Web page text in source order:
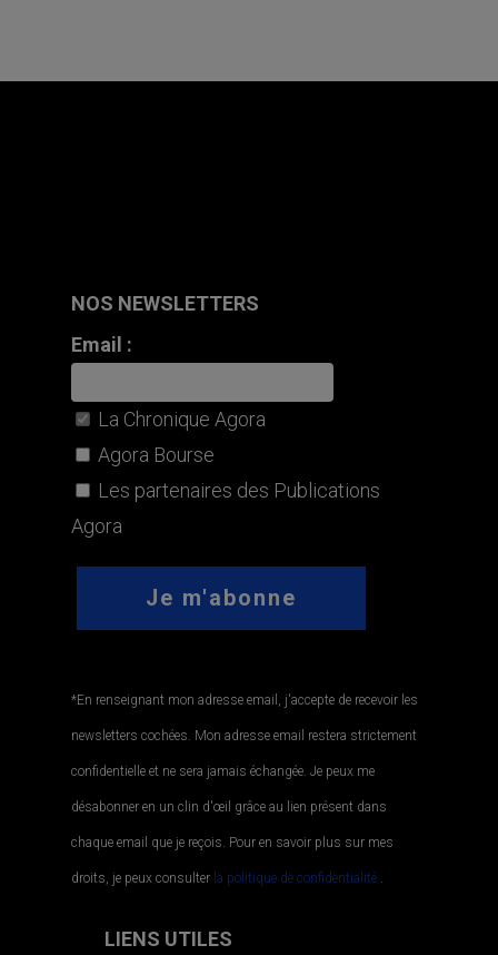
NOS NEWSLETTERS
Email :
La Chronique Agora
Agora Bourse
Les partenaires des Publications
Agora
*En renseignant mon adresse email, j'accepte de recevoir les
newsletters cochées. Mon adresse email restera strictement
confidentielle et ne sera jamais échangée. Je peux me
désabonner en un clin d'œil grâce au lien présent dans
chaque email que je reçois. Pour en savoir plus sur mes
droits, je peux consulter la politique de confidentialité..
LIENS UTILES